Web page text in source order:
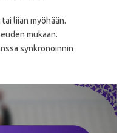
liian myöhään.
mukaan.
synkronoinnin